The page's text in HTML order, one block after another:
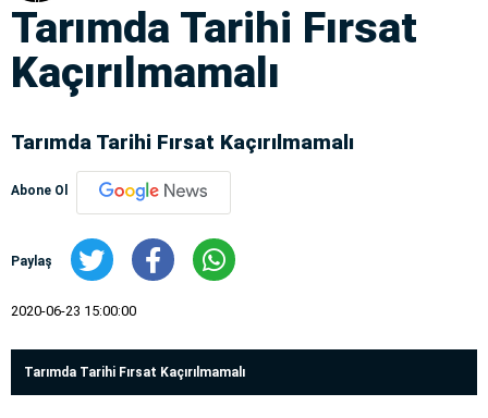
Tarımda Tarihi Fırsat
Kaçırılmamalı
Tarımda Tarihi Fırsat Kaçırılmamalı
Abone Ol
Paylaş
2020-06-23 15:00:00
Tarımda Tarihi Fırsat Kaçırılmamalı